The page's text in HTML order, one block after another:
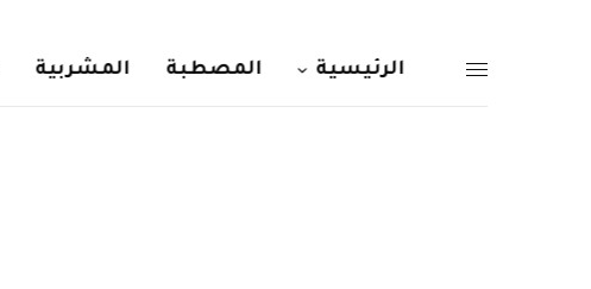
الرئيسية المصطبة المشربية